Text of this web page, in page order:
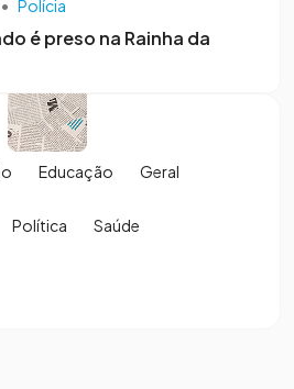
• Polícia
é preso na Rainha da
Educação Geral
Política Saúde